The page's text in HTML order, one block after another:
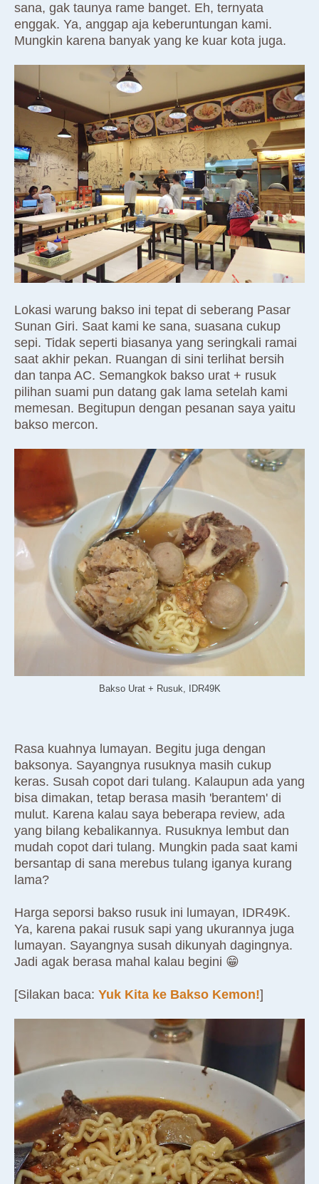
sana, gak taunya rame banget. Eh, ternyata
enggak. Ya, anggap aja keberuntungan kami.
Mungkin karena banyak yang ke kuar kota juga.
Lokasi warung bakso ini tepat di seberang Pasar
Sunan Giri. Saat kami ke sana, suasana cukup
sepi. Tidak seperti biasanya yang seringkali ramai
saat akhir pekan. Ruangan di sini terlihat bersih
dan tanpa AC. Semangkok bakso urat + rusuk
pilihan suami pun datang gak lama setelah kami
memesan. Begitupun dengan pesanan saya yaitu
bakso mercon.
Bakso Urat + Rusuk, IDR49K
Rasa kuahnya lumayan. Begitu juga dengan
baksonya. Sayangnya rusuknya masih cukup
keras. Susah copot dari tulang. Kalaupun ada yang
bisa dimakan, tetap berasa masih 'berantem' di
mulut. Karena kalau saya beberapa review, ada
yang bilang kebalikannya. Rusuknya lembut dan
mudah copot dari tulang. Mungkin pada saat kami
bersantap di sana merebus tulang iganya kurang
lama?
Harga seporsi bakso rusuk ini lumayan, IDR49K.
Ya, karena pakai rusuk sapi yang ukurannya juga
lumayan. Sayangnya susah dikunyah dagingnya.
Jadi agak berasa mahal kalau begini 😁
[Silakan baca: Yuk Kita ke Bakso Kemon!]